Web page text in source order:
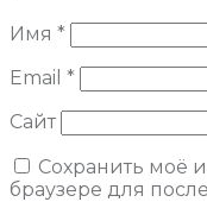
Имя *
Email *
Сайт
Сохранить моё
браузере для